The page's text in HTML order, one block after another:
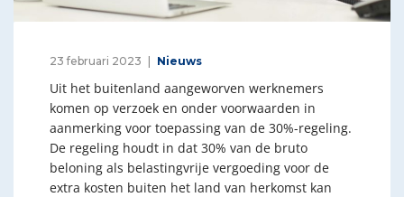
23 februari 2023 Nieuws
Uit het buitenland aangeworven werknemers
komen op verzoek en onder voorwaarden in
aanmerking voor toepassing van de 30%-regeling.
De regeling houdt in dat 30% van de bruto
beloning als belastingvrije vergoeding voor de
extra kosten buiten het land van herkomst kan